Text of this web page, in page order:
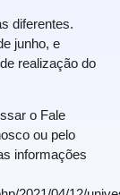
diferentes.
junho, e
realização do
o Fale
ou pelo
informações